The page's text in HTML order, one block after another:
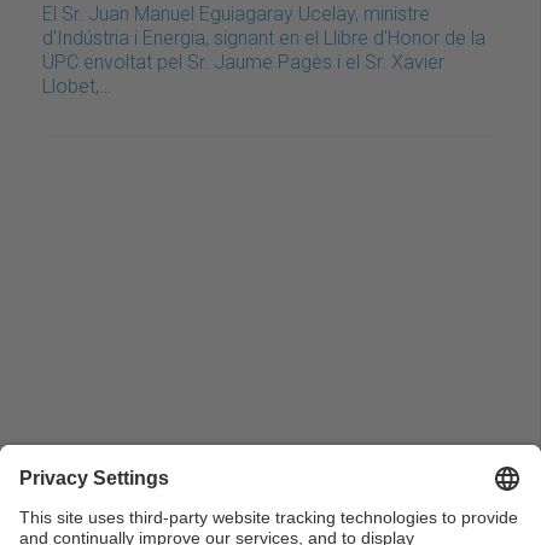
El Sr. Juan Manuel Eguiagaray Ucelay, ministre
d'Indústria i Energia, signant en el Llibre d'Honor de la
UPC envoltat pel Sr. Jaume Pagès i el Sr. Xavier
Llobet,…